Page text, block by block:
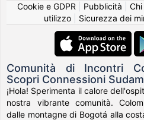
Cookie e GDPR
Pubblicità
utilizzo| Sicurezza dei
Comunità di Incontri
Scopri Connessioni
¡Hola! Sperimenta il calore
nostra vibrante comunità.
dalle montagne di Bogotá alla